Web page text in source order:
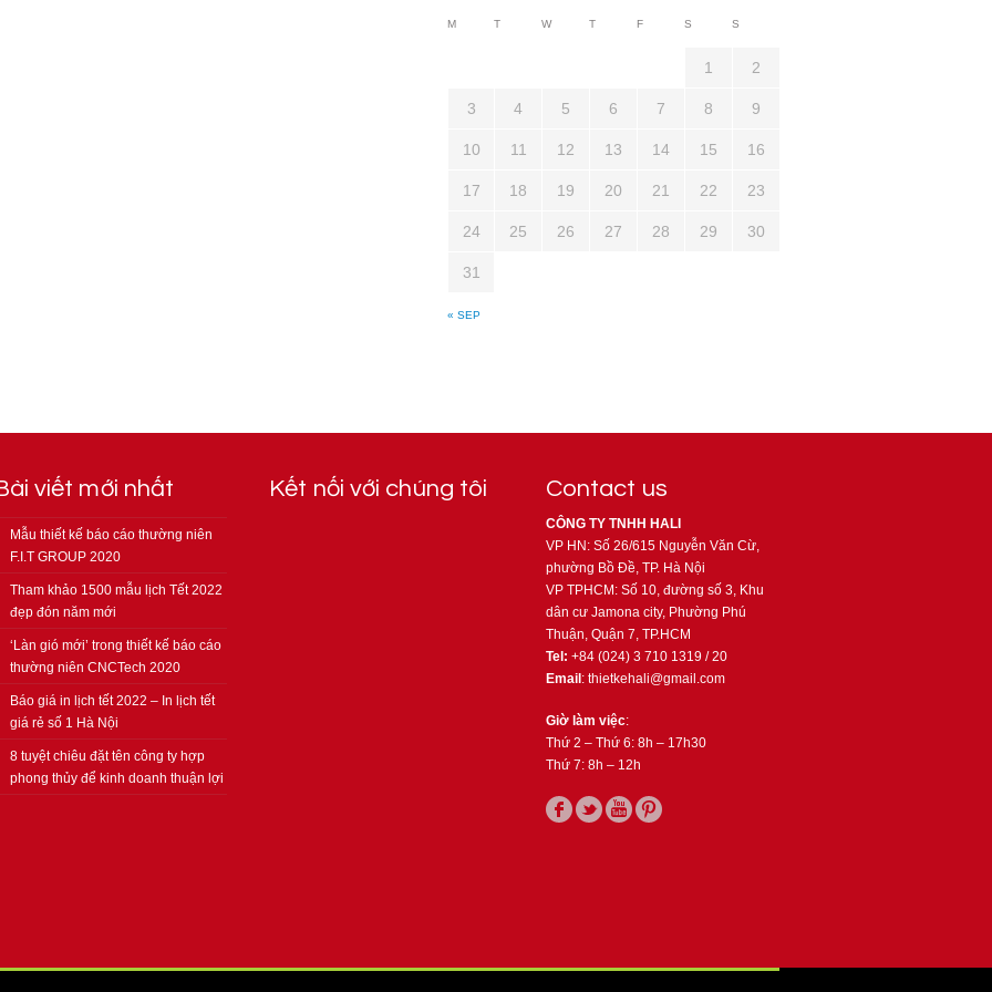
M T W T F S S
« SEP
1 2
3 4 5 6 7 8 9
10 11 12 13 14 15 16
17 18 19 20 21 22 23
24 25 26 27 28 29 30
31
viết mới nhất
Mẫu thiết kế báo cáo thường niên
F.I.T GROUP 2020
Tham khảo 1500 mẫu lịch Tết 2022
đẹp đón năm mới
‘Làn gió mới’ trong thiết kế báo cáo
thường niên CNCTech 2020
Báo giá in lịch tết 2022 – In lịch tết
giá rẻ số 1 Hà Nội
8 tuyệt chiêu đặt tên công ty hợp
phong thủy để kinh doanh thuận lợi
Kết nối với chúng tôi Contact us
CÔNG TY TNHH HALI
VP HN: Số 26/615 Nguyễn Văn Cừ,
phường Bồ Đề, TP. Hà Nội
VP TPHCM: Số 10, đường số 3, Khu
dân cư Jamona city, Phường Phú
Thuận, Quận 7, TP.HCM
Tel: +84 (024) 3 710 1319 / 20
Email : thietkehali@gmail.com
Giờ làm việc:
Thứ 2 – Thứ 6: 8h – 17h30
Thứ 7: 8h – 12h